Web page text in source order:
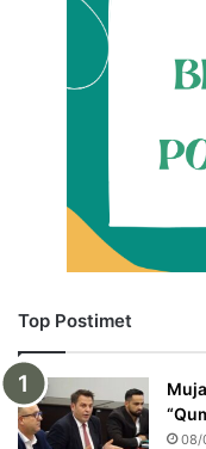
Top Postimet
08/